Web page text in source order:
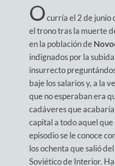
Ocurría el 2 de junio
el trono tras la muerte
en la población de
indignados por la
insurrecto
baje los salarios y, a la
que no esperaban era
cadáveres que
capital a todo aquel
episodio se le conoce
los ochenta que salió
Soviético de Interior.